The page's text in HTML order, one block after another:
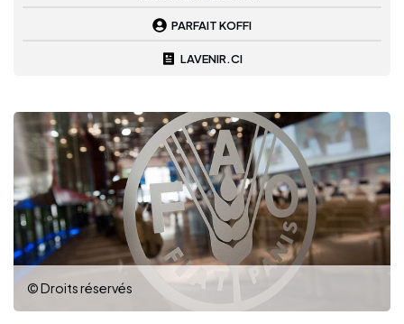
PARFAIT KOFFI
LAVENIR.CI
© Droits réservés